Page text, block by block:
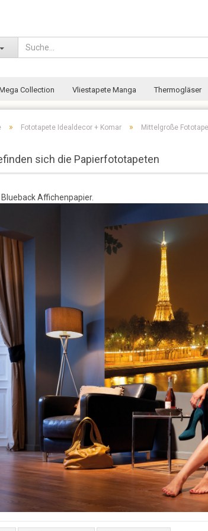
Collection Vliestapete Manga Thermogläser
» Fototapete Idealdecor + Komar » Mittelgroße
sich die Papierfototapeten
Affichenpapier.